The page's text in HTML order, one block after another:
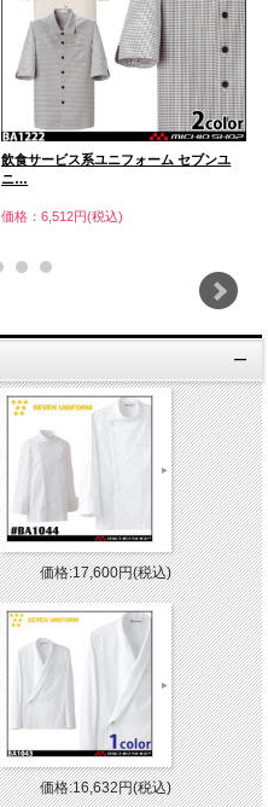
飲食サービス系ユニフォーム セブンユ
ニ…
価格：6,512円(税込)
価格:17,600円(税込)
価格:16,632円(税込)